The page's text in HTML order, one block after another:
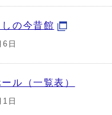
の今昔館
日
ル（一覧表）
日